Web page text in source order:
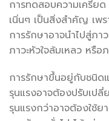
การทดสอบความเครีย
เนิ่นๆ เป็นสิ่งสำคัญ เพร
การรักษาอาจนำไปสู่ภา
ภาวะหัวใจล้มเหลว หรือ
การรักษาขึ้นอยู่กับชนิด
รุนแรงอาจต้องปรับเป
รุนแรงกว่าอาจต้องใช้